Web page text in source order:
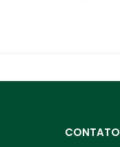
CONTATO